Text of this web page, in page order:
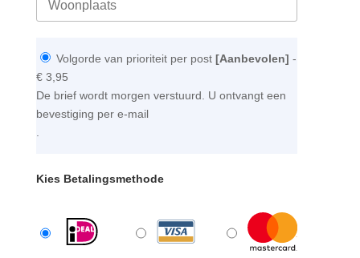
Volgorde van prioriteit per post [Aanbevolen] -
€ 3,95
De brief wordt morgen verstuurd. U ontvangt een
bevestiging per e-mail
.
Kies Betalingsmethode